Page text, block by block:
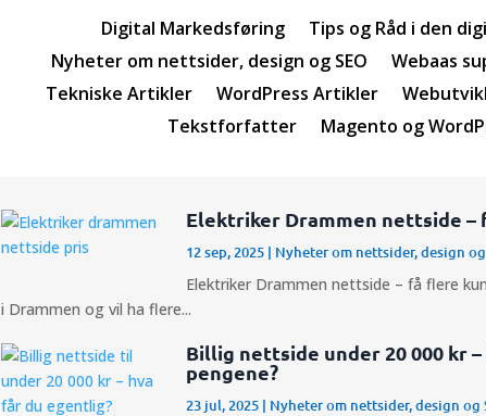
Digital Markedsføring
Tips og Råd i den
Nyheter om nettsider, design og SEO
Webaas
Tekniske Artikler
WordPress Artikler
Tekstforfatter
Magento og
Elektriker Drammen nettside –
12 sep, 2025| Nyheter om nettsider, design og
Elektriker Drammen nettside – få flere
i Drammen og vil ha flere...
Billig nettside under 20 000 kr
pengene?
23 jul, 2025| Nyheter om nettsider, design og